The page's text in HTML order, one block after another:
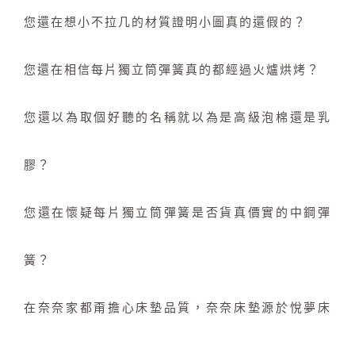
您還在想小不拉几的材質證明小圖真的還假的？
您還在相信每片獨立筒彈簧真的都經過火爐烘烤？
您還以為取個好聽的名稱就以為是高級泡棉還是乳
膠？
您還在懷疑每片獨立筒彈簧是否貨真價實的中鋼彈
簧？
在奈奈家都甭擔心床墊品質，奈奈床墊源於悅夢床